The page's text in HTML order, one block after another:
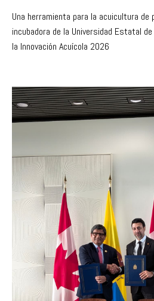
Una herramienta para la acuicultura de
incubadora de la Universidad Estatal
la Innovación Acuícola 2026